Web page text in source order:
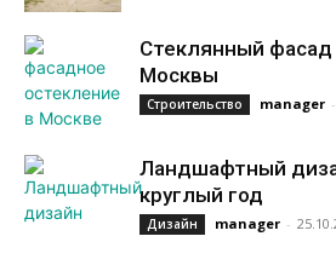
Стеклянный фасад
Москвы
Строительство manager -
Ландшафтный
круглый год
Дизайн manager -